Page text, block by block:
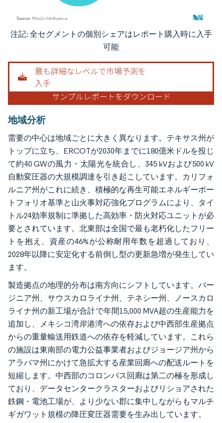
画像 © Mordor Intelligence。再利用にはCC BY 4.0の表示が必要です。
注記: 全セグメントの個別シェアはレポート購入時に入手
可能
地域分析
需要の中心は地域ごとに大きく異なります。テキサス州が
トップに立ち、ERCOTが2030年までに180億米ドルを投じ
て約40 GWの風力・太陽光を統合し、345 kVおよび500 kV
自動変圧器の大規模調達を引き起こしています。カリフォ
ルニア州がこれに続き、積極的な再生可能エネルギーポー
トフォリオ基準と山火事対応強化プログラムにより、タイ
トル24効率規制に準拠した高効率・防火対応ユニットが必
要とされています。北東部は全国で最も老朽化したフリー
トを抱え、資産の46%が公称耐用年数を超過しており、
2028年以降に安定化する前倒し型の更新急増が発生してい
ます。
製造拠点の地理的分布は南方向にシフトしています。バー
ジニア州、サウスカロライナ州、テネシー州、ノースカロ
ライナ州の新工場が合計で年間15,000 MVA超の生産能力を
追加し、メキシコ湾岸港湾への依存および中西部生産拠点
からの重量輸送用鉄道への依存を軽減しています。これら
の施設は東南部の電力公益事業者およびジョージア州から
アラバマ州にかけて急拡大する産業回廊への配送ルートを
短縮します。中西部のコロンバス回廊は第二の極を形成し
ており、データセンタークラスターおよびリショアされた
鉄鋼・電池工場が、より少ない郡に集中しながらもマルチ
ギガワット規模の降圧変圧器需要を生み出しています。